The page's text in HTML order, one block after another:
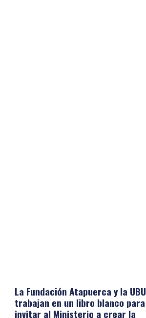
La Fundación Atapuerca y la UBU
trabajan en un libro blanco para
invitar al Ministerio a crear la